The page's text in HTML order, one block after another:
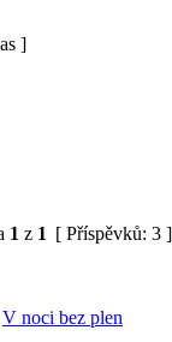
]
1 z 1 [ Příspěvků: 3
V noci bez plen